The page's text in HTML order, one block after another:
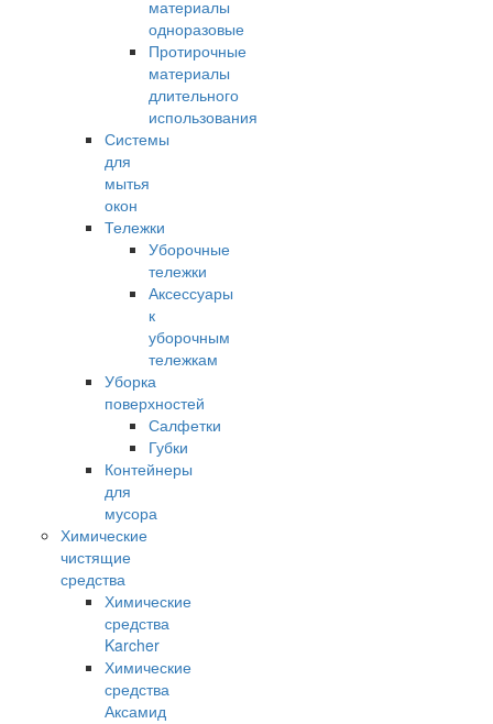
материалы
одноразовые
Протирочные
материалы
длительного
использования
Системы
для
мытья
окон
Тележки
Уборочные
тележки
Аксессуары
к
уборочным
тележкам
Уборка
поверхностей
Салфетки
Губки
Контейнеры
для
мусора
Химические
чистящие
средства
Химические
средства
Karcher
Химические
средства
Аксамид